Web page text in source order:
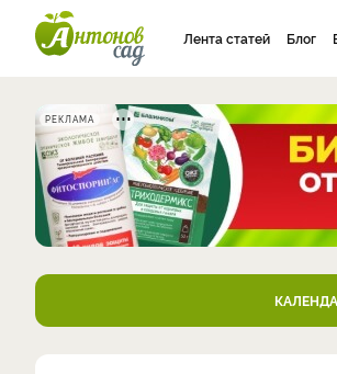
Лента статей Блог
РЕКЛАМА